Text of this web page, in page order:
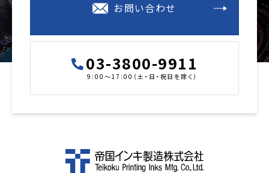
お問い合わせ
03-3800-9911
9:00～17:00（土・日・祝日を除く）